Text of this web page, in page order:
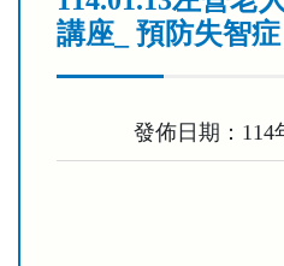
講座_ 預防失智症
發佈日期：114